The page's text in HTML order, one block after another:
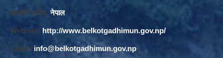
बागमती प्रदेश, नेपाल
Website: http://www.belkotgadhimun.gov.np/
Email: info@belkotgadhimun.gov.np